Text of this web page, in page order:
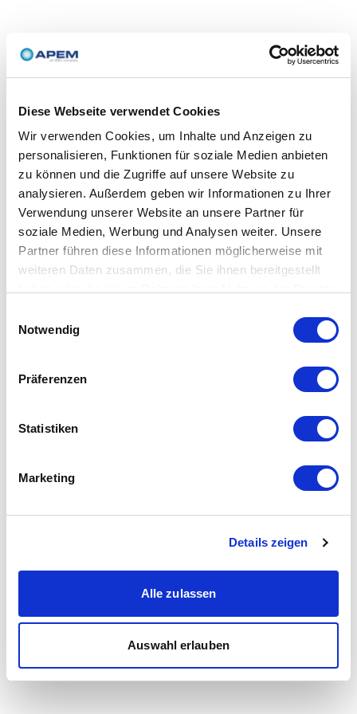
Diese Webseite verwendet Cookies
Wir verwenden Cookies, um Inhalte und Anzeigen zu
personalisieren, Funktionen für soziale Medien anbieten
zu können und die Zugriffe auf unsere Website zu
analysieren. Außerdem geben wir Informationen zu Ihrer
Verwendung unserer Website an unsere Partner für
soziale Medien, Werbung und Analysen weiter. Unsere
Partner führen diese Informationen möglicherweise mit
weiteren Daten zusammen, die Sie ihnen bereitgestellt
Notwendig
Präferenzen
Statistiken
Marketing
Details zeigen
Alle zulassen
Auswahl erlauben